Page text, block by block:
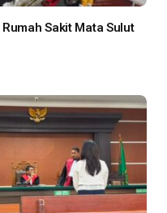
Sakit Mata Sulut